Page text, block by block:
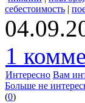
себестоимость |
1
Интересно Вам
Больше не
(0)